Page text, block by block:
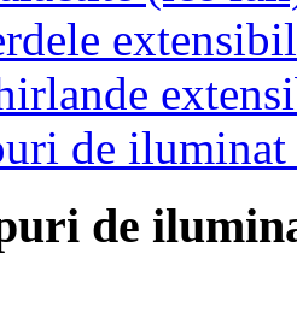
de
de